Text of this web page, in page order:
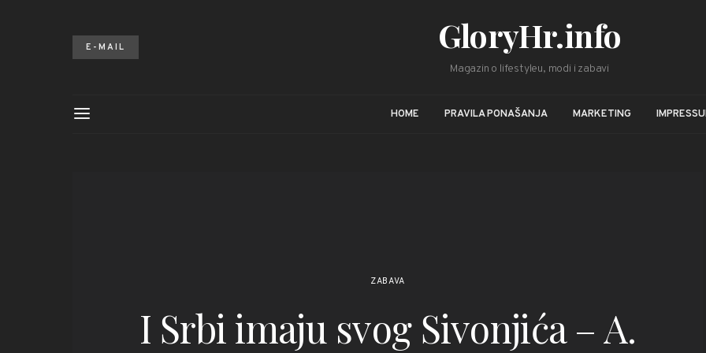
E-MAIL GloryHr.info
Magazin o lifestyleu, modi i zabavi
HOME PRAVILA PONAŠANJA MARKETING
ZABAVA
I Srbi imaju svog Sivonjića – A.